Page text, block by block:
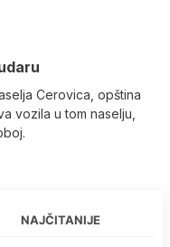
Cerovica, opština
vozila u tom naselju,
NAJČITANIJE